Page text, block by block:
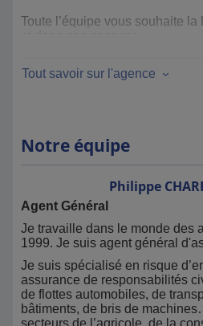
Toute l’équipe vous souhaite
Tout savoir sur l'agence
Notre équipe
Philippe
Agent Général
Je travaille dans le monde des
1999. Je suis agent général
Je suis spécialisé en risque
assurance de responsabilités
de flottes automobiles, de
bâtiments, de bris de
secteurs de l’agricole, de la